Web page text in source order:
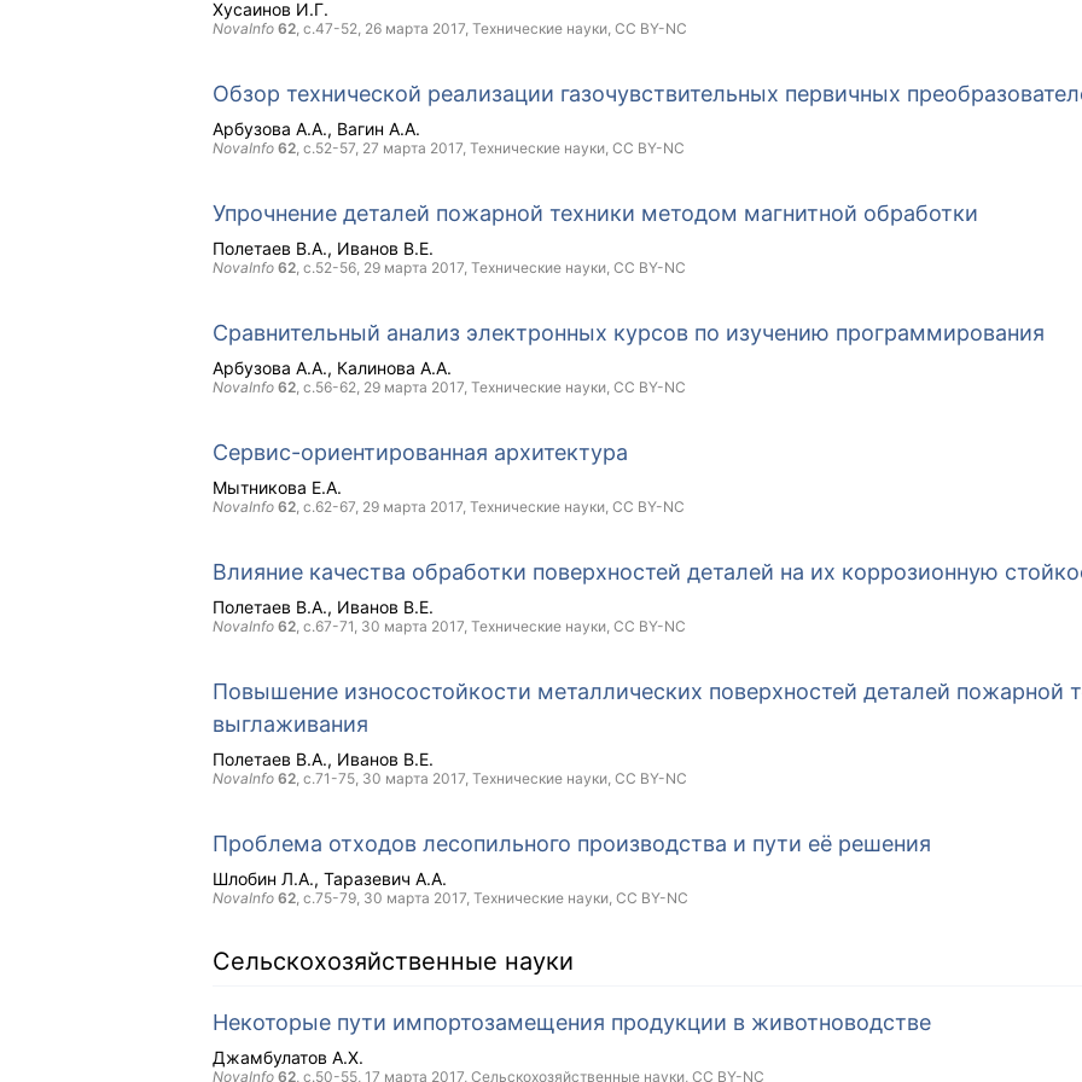
Хусаинов И.Г.
NovaInfo 62, с.47-52, 26 марта 2017, Технические науки, CC BY-NC
Обзор технической реализации газочувствительных первичных
Арбузова А.А. Вагин А.А.
NovaInfo 62, с.52-57, 27 марта 2017, Технические науки, CC BY-NC
Упрочнение деталей пожарной техники методом магнитной обработки
Полетаев В.А. Иванов В.Е.
NovaInfo 62, с.52-56, 29 марта 2017, Технические науки, CC BY-NC
Сравнительный анализ электронных курсов по изучению программирования
Арбузова А.А. Калинова А.А.
NovaInfo 62, с.56-62, 29 марта 2017, Технические науки, CC BY-NC
Сервис-ориентированная архитектура
Мытникова Е.А.
NovaInfo 62, с.62-67, 29 марта 2017, Технические науки, CC BY-NC
Влияние качества обработки поверхностей деталей на их коррозионную
Полетаев В.А. Иванов В.Е.
NovaInfo 62, с.67-71, 30 марта 2017, Технические науки, CC BY-NC
Повышение износостойкости металлических поверхностей деталей пожарной
выглаживания
Полетаев В.А. Иванов В.Е.
NovaInfo 62, с.71-75, 30 марта 2017, Технические науки, CC BY-NC
Проблема отходов лесопильного производства и пути её решения
Шлобин Л.А. Таразевич А.А.
NovaInfo 62, с.75-79, 30 марта 2017, Технические науки, CC BY-NC
Сельскохозяйственные науки
Некоторые пути импортозамещения продукции в животноводстве
Джамбулатов А.Х.
NovaInfo 62, с.50-55, 17 марта 2017, Сельскохозяйственные науки, CC BY-NC